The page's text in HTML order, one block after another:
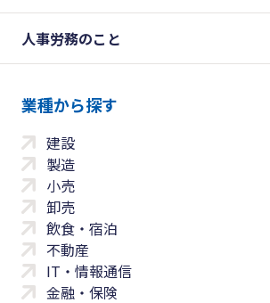
人事労務のこと
業種から探す
建設
製造
小売
卸売
飲食・宿泊
不動産
IT・情報通信
金融・保険